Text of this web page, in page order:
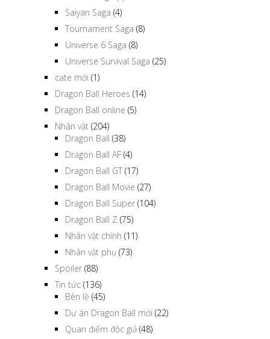
Saiyan Saga (4)
Tournament Saga (8)
Universe 6 Saga (8)
Universe Survival Saga (25)
cate mới (1)
Dragon Ball Heroes (14)
Dragon Ball online (5)
Nhân vật (204)
Dragon Ball (38)
Dragon Ball AF (4)
Dragon Ball GT (17)
Dragon Ball Movie (27)
Dragon Ball Super (104)
Dragon Ball Z (75)
Nhân vật chính (11)
Nhân vật phụ (73)
Spoiler (88)
Tin tức (136)
Bên lề (45)
Dự án Dragon Ball mới (22)
Quan điểm độc giả (48)